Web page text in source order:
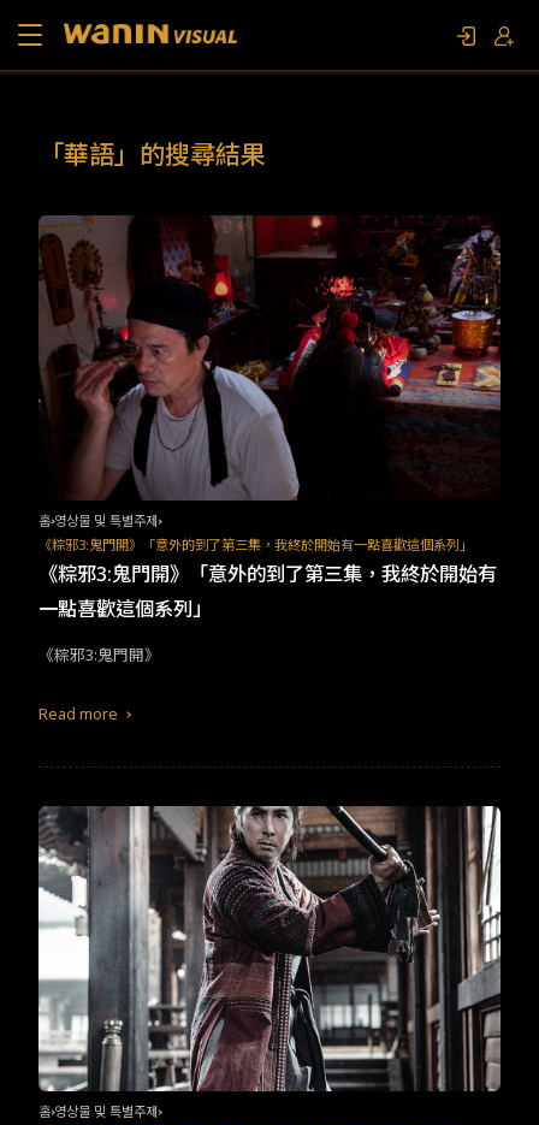
영상물 및 특별주제
문의하기
팬 이벤트
TW EN JP KR
「華語」的搜尋結果
홈 영상물 및 특별주제
《粽邪3:鬼門開》「意外的到了第三集，我終於開始有一點喜歡這個系列」
《粽邪3:鬼門開》「意外的到了第三集，我終於開始有
一點喜歡這個系列」
​​《粽邪3:鬼門開》​
Read more
홈 영상물 및 특별주제